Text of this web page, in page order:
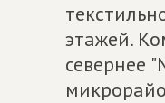
этажей.
севернее